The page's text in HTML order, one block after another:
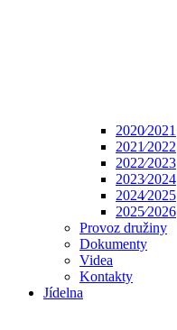
2020⁄2021
2021⁄2022
2022⁄2023
2023⁄2024
2024⁄2025
2025⁄2026
Provoz družiny
Dokumenty
Videa
Kontakty
Jídelna